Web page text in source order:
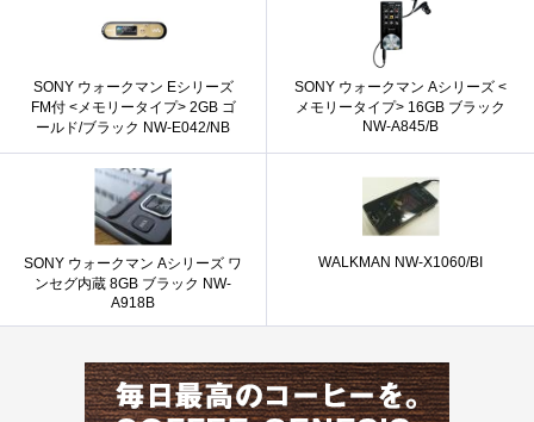
SONY ウォークマン Eシリーズ
FM付 <メモリータイプ> 2GB ゴ
ールド/ブラック NW-E042/NB
SONY ウォークマン Aシリーズ <
メモリータイプ> 16GB ブラック
NW-A845/B
SONY ウォークマン Aシリーズ ワ
ンセグ内蔵 8GB ブラック NW-
A918B
WALKMAN NW-X1060/BI